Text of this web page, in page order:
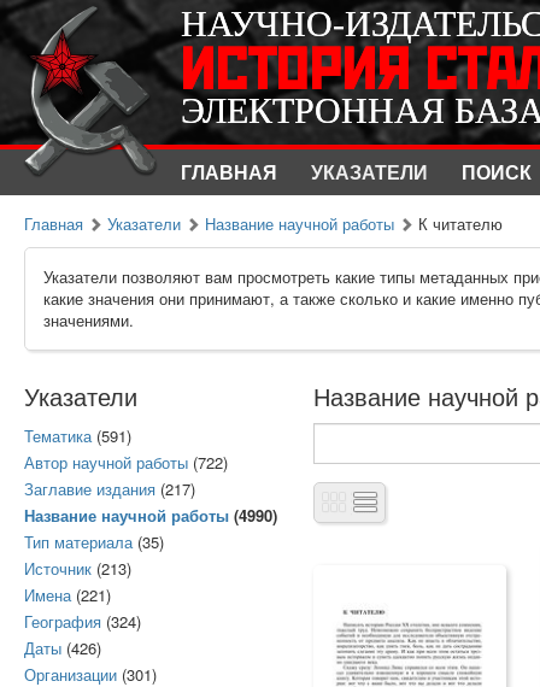
НАУЧНО-
ИСТОРИЯ
ЭЛЕКТРОННАЯ
ГЛАВНАЯ УКАЗАТЕЛИ ПОИСК
НАУЧНО-
ИСТОРИЯ
ЭЛЕКТРОННАЯ
Главная Указатели Название научной работы К читателю
Указатели позволяют вам просмотреть какие типы метаданных
какие значения они принимают, а также сколько и какие именно
значениями.
Указатели
Тематика(591)
Автор научной работы (722)
Заглавие издания (217)
Название научной работы (4990)
Тип материала(35)
Источник (213)
Имена(221)
География (324)
Даты (426)
Организации (301)
Название научной